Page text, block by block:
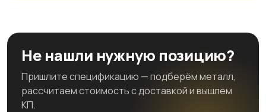
Не нашли нужную позицию?
Пришлите спецификацию — подберём металл,
рассчитаем стоимость с доставкой и вышлем
КП.